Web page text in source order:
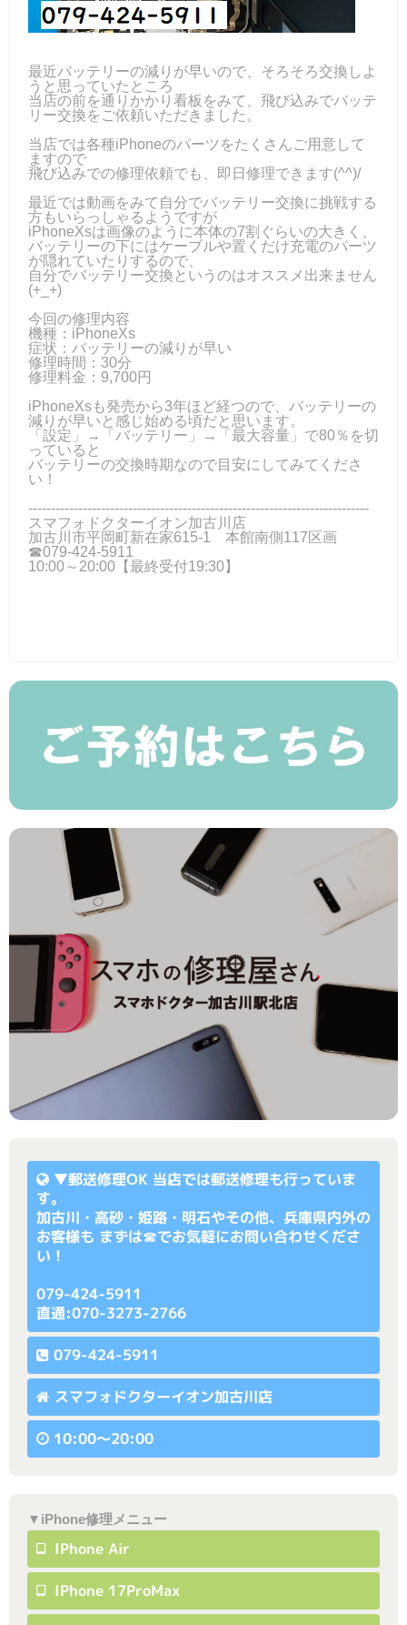
最近バッテリーの減りが早いので、そろそろ交換しよ
うと思っていたところ
当店の前を通りかかり看板をみて、飛び込みでバッテ
リー交換をご依頼いただきました。
当店では各種iPhoneのパーツをたくさんご用意して
ますので
飛び込みでの修理依頼でも、即日修理できます(^^)/
最近では動画をみて自分でバッテリー交換に挑戦する
方もいらっしゃるようですが
iPhoneXsは画像のように本体の7割ぐらいの大きく、
バッテリーの下にはケーブルや置くだけ充電のパーツ
が隠れていたりするので、
自分でバッテリー交換というのはオススメ出来ません
(+_+)
今回の修理内容
機種：iPhoneXs
症状：バッテリーの減りが早い
修理時間：30分
修理料金：9,700円
iPhoneXsも発売から3年ほど経つので、バッテリーの
減りが早いと感じ始める頃だと思います。
「設定」→「バッテリー」→「最大容量」で80％を切
っていると
バッテリーの交換時期なので目安にしてみてくださ
い！
---------------------------------------------------------------------------
スマフォドクターイオン加古川店
加古川市平岡町新在家615-1 本館南側117区画
☎079-424‐5911
10:00～20:00【最終受付19:30】
▼郵送修理OK 当店では郵送修理も行っていま
す。
加古川・高砂・姫路・明石やその他、兵庫県内外の
お客様も まずは☎でお気軽にお問い合わせくださ
い！
079-424-5911
直通:070-3273-2766
079-424-5911
スマフォドクターイオン加古川店
10:00〜20:00
▼iPhone修理メニュー
IPhone Air
IPhone 17ProMax